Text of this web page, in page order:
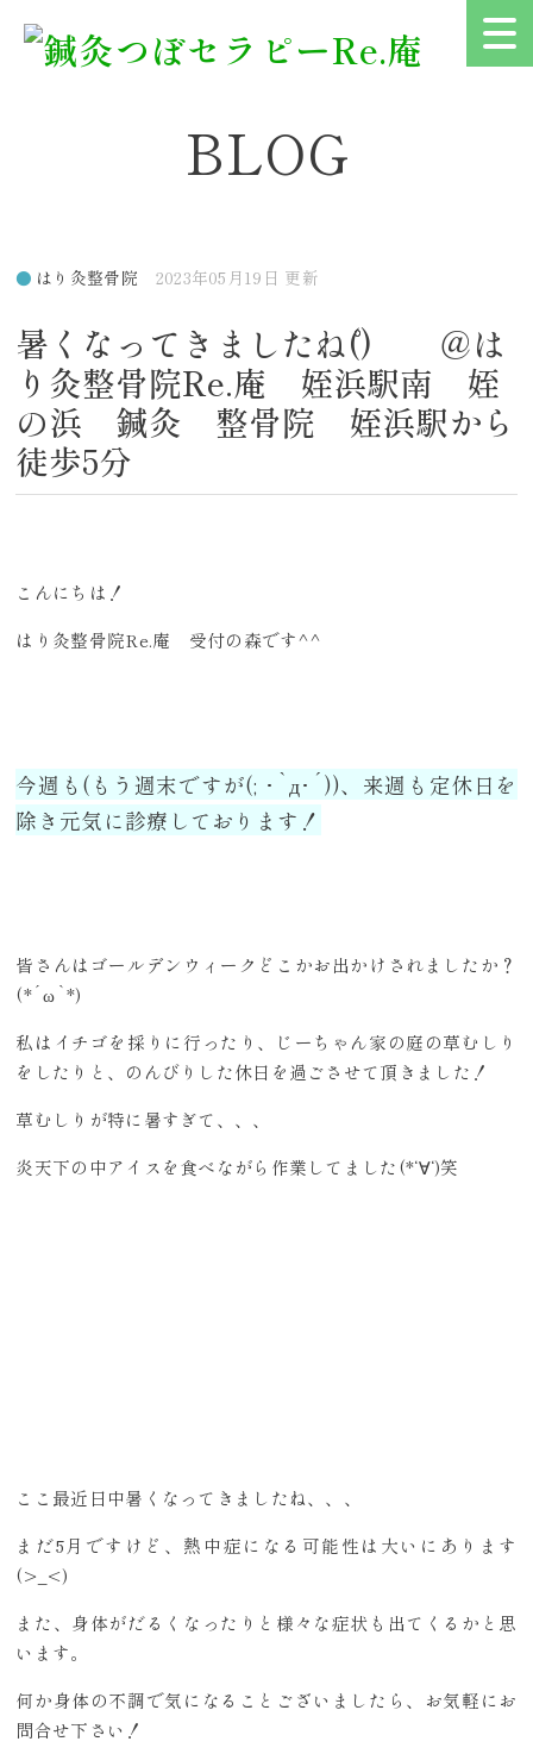
BLOG
はり灸整骨院 2023年05月19日 更新
暑くなってきましたね(゜゜) ＠は
り灸整骨院Re.庵 姪浜駅南 姪
の浜 鍼灸 整骨院 姪浜駅から
徒歩5分
こんにちは！
はり灸整骨院Re.庵 受付の森です^^
今週も(もう週末ですが(; ･`д･´))、来週も定休日を
除き元気に診療しております！
皆さんはゴールデンウィークどこかお出かけされましたか？
(*´ω`*)
私はイチゴを採りに行ったり、じーちゃん家の庭の草むしり
をしたりと、のんびりした休日を過ごさせて頂きました！
草むしりが特に暑すぎて、、、
炎天下の中アイスを食べながら作業してました(*‘∀‘)笑
ここ最近日中暑くなってきましたね、、、
まだ5月ですけど、熱中症になる可能性は大いにあります
(>_<)
また、身体がだるくなったりと様々な症状も出てくるかと思
います。
何か身体の不調で気になることございましたら、お気軽にお
問合せ下さい！